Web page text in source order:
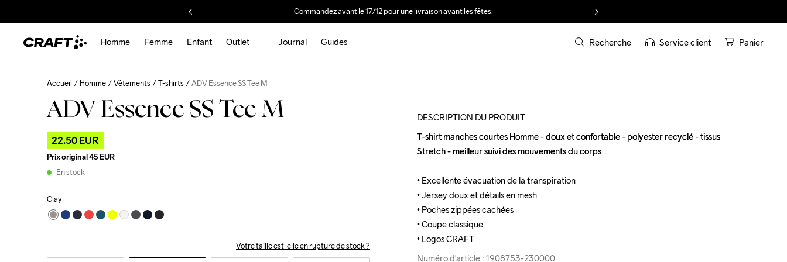
Commandez avant le 17/12 pour une livraison avant les fêtes.
Homme Femme Enfant Outlet Journal Guides Recherche Service client Panier
Accueil Homme Vêtements T-shirts ADV Essence SS Tee M
ADV Essence SS Tee M
22.50 EUR
Prix original45 EUR
En stock
Clay
Votre taille est-elle en rupture de stock ?
DESCRIPTION DU PRODUIT
T-shirt manches courtes Homme - doux et confortable - polyester recyclé - tissus
Stretch - meilleur suivi des mouvements du corps
• Excellente évacuation de la transpiration
• Jersey doux et détails en mesh
• Poches zippées cachées
• Coupe classique
• Logos CRAFT
Numéro d'article : 1908753-230000
T-shirt manches courtes Homme - doux et confortable - polyester recyclé - tissus
Stretch - meilleur suivi des mouvements du corps
• Excellente évacuation de la transpiration
• Jersey doux et détails en mesh
• Poches zippées cachées
• Coupe classique
• Logos CRAFT
Numéro d'article : 1908753-230000